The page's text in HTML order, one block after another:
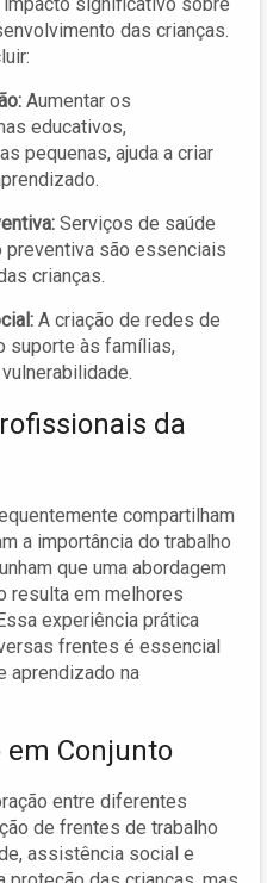
das crianças.
Aumentar os
educativos,
pequenas, ajuda a criar
Serviços de saúde
são essenciais
crianças.
A criação de redes de
suporte às famílias,
da
compartilham
a importância do trabalho
que uma abordagem
resulta em melhores
experiência prática
frentes é essencial
aprendizado na
em Conjunto
entre diferentes
de frentes de trabalho
assistência social e